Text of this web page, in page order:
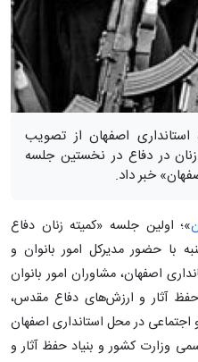
استانداری اصفهان از تصویب
در دفاع در نخستین جلسه
خبر داد.
»؛ اولین جلسه «کمیته زنان دفاع
با حضور مدیرکل امور بانوان و
اصفهان، مشاوران امور بانوان
حفظ آثار و ارزش‌های دفاع مقدس،
اجتماعی در محل استانداری اصفهان
وزارت کشور و بنیاد حفظ آثار و